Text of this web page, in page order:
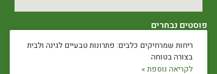
פוסטים נבחרים
ריחות שמרחיקים כלבים: פתרונות טבעיים לגינה ולבית
בצורה בטוחה
לקריאה נוספת »